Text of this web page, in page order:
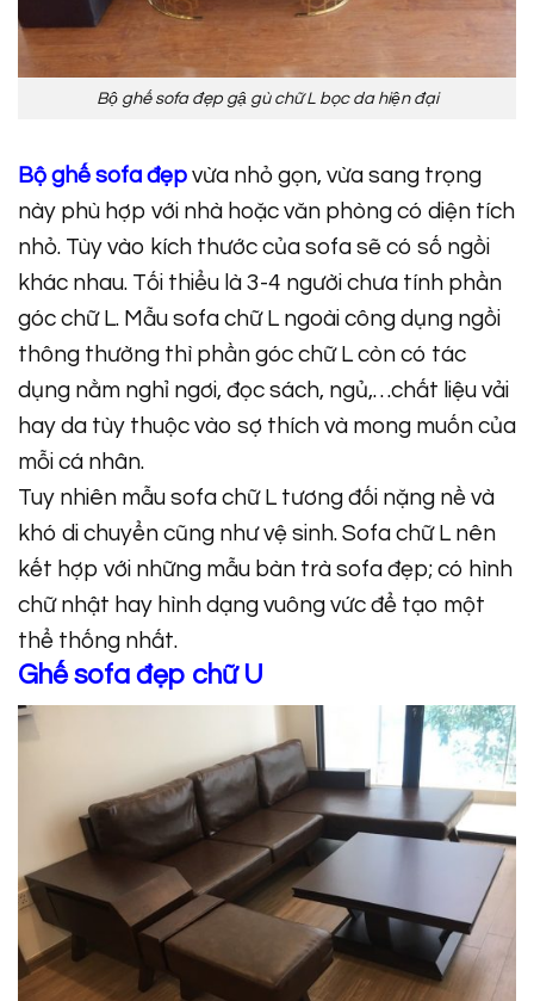
Bộ ghế sofa đẹp gậ gù chữ L bọc da hiện đại
Bộ ghế sofa đẹp vừa nhỏ gọn, vừa sang trọng
này phù hợp với nhà hoặc văn phòng có diện tích
nhỏ. Tùy vào kích thước của sofa sẽ có số ngồi
khác nhau. Tối thiểu là 3-4 người chưa tính phần
góc chữ L. Mẫu sofa chữ L ngoài công dụng ngồi
thông thường thì phần góc chữ L còn có tác
dụng nằm nghỉ ngơi, đọc sách, ngủ,…chất liệu vải
hay da tùy thuộc vào sợ thích và mong muốn của
mỗi cá nhân.
Tuy nhiên mẫu sofa chữ L tương đối nặng nề và
khó di chuyển cũng như vệ sinh. Sofa chữ L nên
kết hợp với những mẫu bàn trà sofa đẹp; có hình
chữ nhật hay hình dạng vuông vức để tạo một
thể thống nhất.
Ghế sofa đẹp chữ U